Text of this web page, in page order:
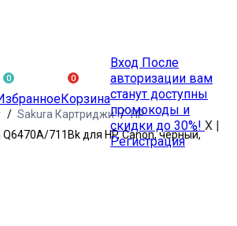
0 0
Корзина
Вход После
авторизации вам
станут доступны
промокоды и
скидки до 30%! X |
Регистрация
Sakura Картриджи
HP
711Bk для HP, Canon, черный,